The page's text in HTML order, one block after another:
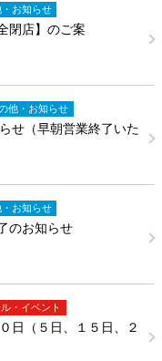
・お知らせ
閉店】のご案
他・お知らせ
せ（早朝営業終了いた
・お知らせ
のお知らせ
・イベント
日（５日、１５日、２